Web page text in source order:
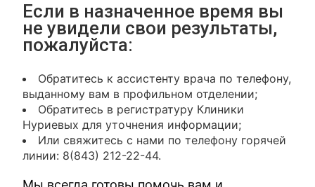
Если в назначенное время вы
не увидели свои результаты,
пожалуйста:
Обратитесь к ассистенту врача по телефону,
выданному вам в профильном отделении;
Обратитесь в регистратуру Клиники
Нуриевых для уточнения информации;
Или свяжитесь с нами по телефону горячей
линии: 8(843) 212-22-44.